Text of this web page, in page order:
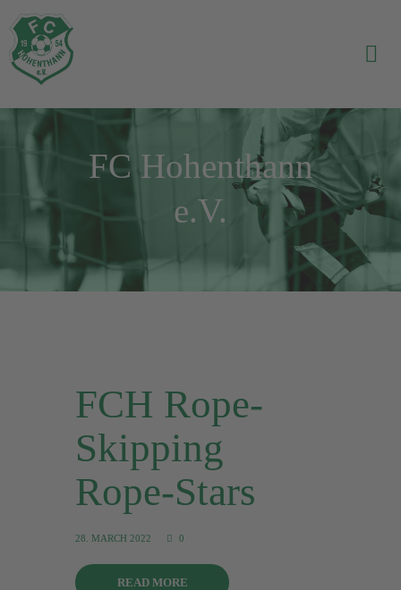
FC Hohenthann
e.V.
FCH Rope-
Skipping
Rope-Stars
28. MARCH 2022 0
READ MORE